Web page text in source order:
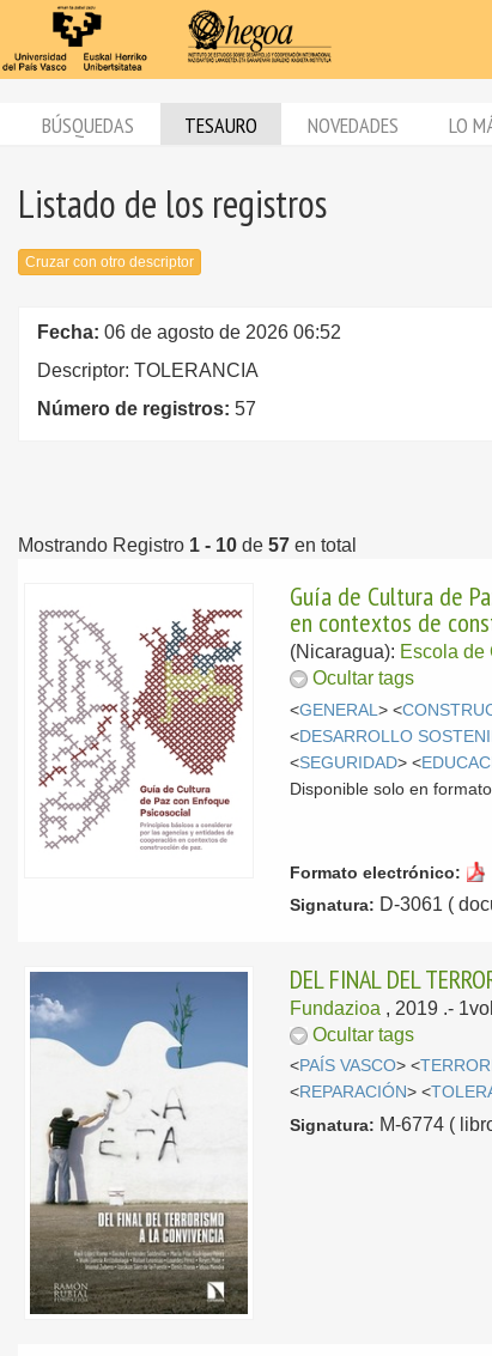
BÚSQUEDAS TESAURO NOVEDADES LO
Listado de los registros
Cruzar con otro descriptor
Fecha: 06 de agosto de 2026 06:52
Descriptor: TOLERANCIA
Número de registros: 57
Mostrando Registro 1 - 10 de 57 en total
Guía de Cultura de
en contextos de
(Nicaragua): Escola de
Ocultar tags
<GENERAL> <
<DESARROLLO
<SEGURIDAD> <
Disponible solo en
Formato electrónico:
Signatura: D-3061 (
DEL FINAL DEL
Fundazioa , 2019 .-
Ocultar tags
<PAÍS VASCO> <
<REPARACIÓN> <
Signatura: M-6774 (